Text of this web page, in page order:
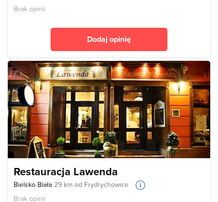
Brak opinii
Dodaj opinię
Restauracja Lawenda
Bielsko Biała 29 km od Frydrychowice
Brak opinii